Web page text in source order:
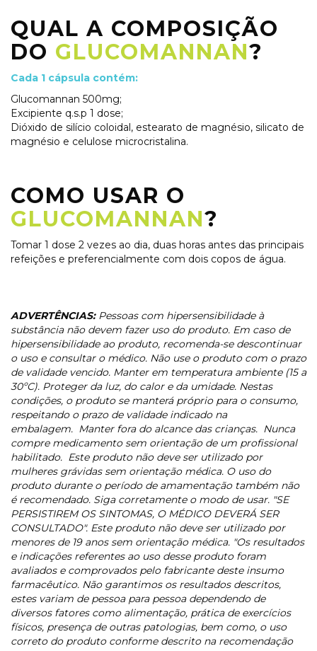
QUAL A COMPOSIÇÃO
DO GLUCOMANNAN?
Cada 1 cápsula contém:
Glucomannan 500mg;
Excipiente q.s.p 1 dose;
Dióxido de silício coloidal, estearato de magnésio, silicato de
magnésio e celulose microcristalina.
COMO USAR O
GLUCOMANNAN?
Tomar 1 dose 2 vezes ao dia, duas horas antes das principais
refeições e preferencialmente com dois copos de água.
ADVERTÊNCIAS: Pessoas com hipersensibilidade à
substância não devem fazer uso do produto. Em caso de
hipersensibilidade ao produto, recomenda-se descontinuar
o uso e consultar o médico. Não use o produto com o prazo
de validade vencido. Manter em temperatura ambiente (15 a
30ºC). Proteger da luz, do calor e da umidade. Nestas
condições, o produto se manterá próprio para o consumo,
respeitando o prazo de validade indicado na
embalagem. Manter fora do alcance das crianças. Nunca
compre medicamento sem orientação de um profissional
habilitado. Este produto não deve ser utilizado por
mulheres grávidas sem orientação médica. O uso do
produto durante o período de amamentação também não
é recomendado. Siga corretamente o modo de usar. "SE
PERSISTIREM OS SINTOMAS, O MÉDICO DEVERÁ SER
CONSULTADO". Este produto não deve ser utilizado por
menores de 19 anos sem orientação médica. "Os resultados
e indicações referentes ao uso desse produto foram
avaliados e comprovados pelo fabricante deste insumo
farmacêutico. Não garantimos os resultados descritos,
estes variam de pessoa para pessoa dependendo de
diversos fatores como alimentação, prática de exercícios
físicos, presença de outras patologias, bem como, o uso
correto do produto conforme descrito na recomendação